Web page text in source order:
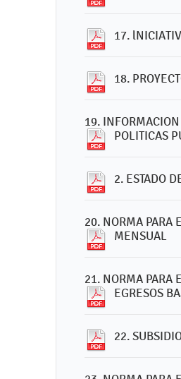
17.
18.
19.
POLITICAS
2. ESTADO
20. NORMA PARA
MENSUAL
21. NORMA PARA
EGRESOS
22.